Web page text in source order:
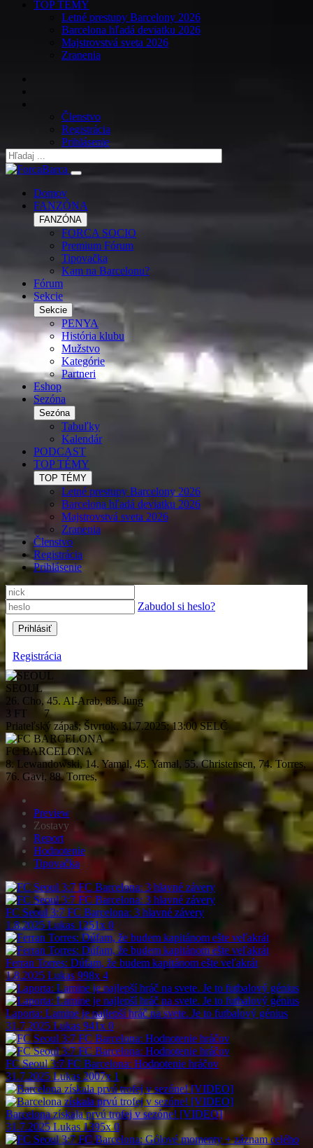
TOP TÉMY
Letné prestupy Barcelony 2026
Barcelona hľadá deviatku 2026
Majstrovstvá sveta 2026
Zranenia
Členstvo
Registrácia
Prihlásenie
Domov
FANZÓNA
FANZÓNA
FORCA SOCIO
Premium Fórum
Tipovačka
Kam na Barcelonu?
Fórum
Sekcie
Sekcie
PENYA
História klubu
Mužstvo
Kategórie
Partneri
Eshop
Sezóna
Sezóna
Tabuľky
Kalendár
PODCAST
TOP TÉMY
TOP TÉMY
Letné prestupy Barcelony 2026
Barcelona hľadá deviatku 2026
Majstrovstvá sveta 2026
Zranenia
Členstvo
Registrácia
Prihlásenie
Zabudol si heslo?
Registrácia
SEOUL
26. Cho, 45. Al-Arab, 85. Jung
3 FT
7
Priateľský zápas; Štvrtok, 31.7.2025; 13:00 SELČ
FC BARCELONA
8. Lewandowski, 14. Yamal, 45. Yamal, 55. Christensen, 74. Torres,
76. Gavi, 88. Torres,
Preview
Zostavy
Report
Hodnotenie
Tipovačka
FC Seoul 3:7 FC Barcelona: 3 hlavné závery
1.8.2025 Lukas 1251x 0
Ferran Torres: Dúfam, že budem kapitánom ešte veľakrát
1.8.2025 Lukas 998x 4
Laporta: Lamine je najlepší hráč na svete. Je to futbalový génius
31.7.2025 Lukas 941x 0
FC Seoul 3:7 FC Barcelona: Hodnotenie hráčov
31.7.2025 Lukas 2007x 1
Barcelona získala prvú trofej v sezóne! [VIDEO]
31.7.2025 Lukas 1395x 0